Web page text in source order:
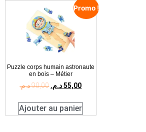
Promo !
Puzzle corps humain astronaute
en bois – Métier
90,00د.م. 55,00 د.م.
Ajouter au panier